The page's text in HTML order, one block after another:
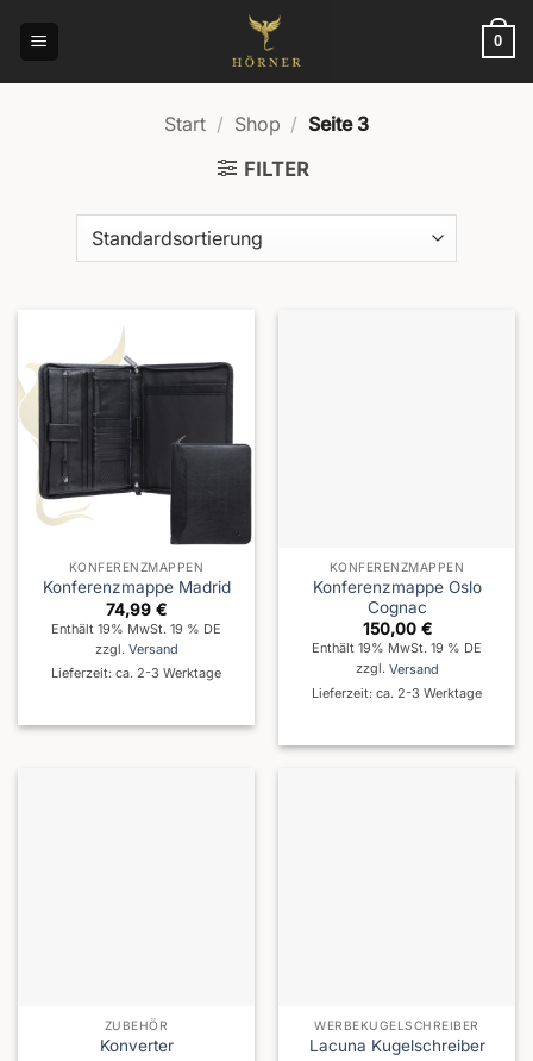
Inhalt
0
Start / Shop / Seite 3
FILTER
KONFERENZMAPPEN
Konferenzmappe Madrid
74,99 €
Enthält 19% MwSt. 19 % DE
zzgl. Versand
Lieferzeit: ca. 2-3 Werktage
KONFERENZMAPPEN
Konferenzmappe Oslo
Cognac
150,00 €
Enthält 19% MwSt. 19 % DE
zzgl. Versand
Lieferzeit: ca. 2-3 Werktage
ZUBEHÖR
Konverter
WERBEKUGELSCHREIBER
Lacuna Kugelschreiber